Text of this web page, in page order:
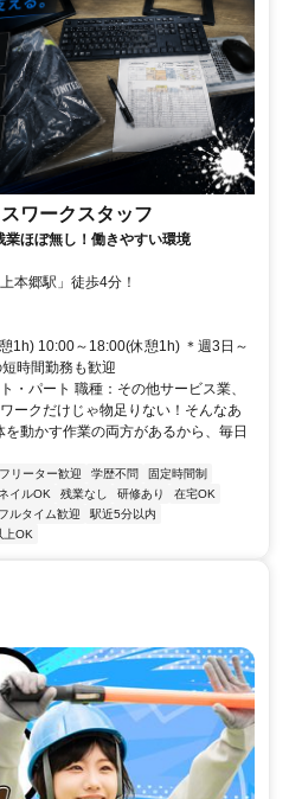
ワークスタッフ
ほぼ無し！働きやすい環境
本郷駅」徒歩4分！
1h) 10:00～18:00(休憩1h) ＊週3日～
時間勤務も歓迎
・パート 職種：その他サービス業、
ークだけじゃ物足りない！そんなあ
動かす作業の両方があるから、毎日
フリーター歓迎 学歴不問
固定時間制
イルOK 残業なし 研修あり
在宅OK
フルタイム歓迎
駅近5分以内
上OK